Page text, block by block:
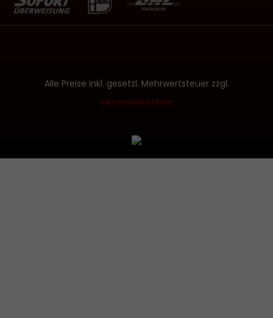
Alle Preise inkl. gesetzl. Mehrwertsteuer zzgl.
Versandkosten.